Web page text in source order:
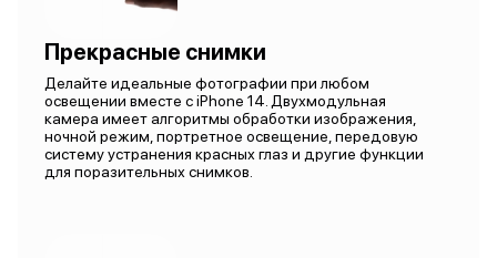
Прекрасные снимки
Делайте идеальные фотографии при любом
освещении вместе с iPhone 14. Двухмодульная
камера имеет алгоритмы обработки изображения,
ночной режим, портретное освещение, передовую
систему устранения красных глаз и другие функции
для поразительных снимков.